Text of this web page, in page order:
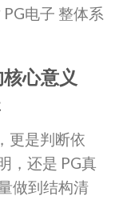
电子 整体系
心意义
更是判断依
，还是 PG真
做到结构清